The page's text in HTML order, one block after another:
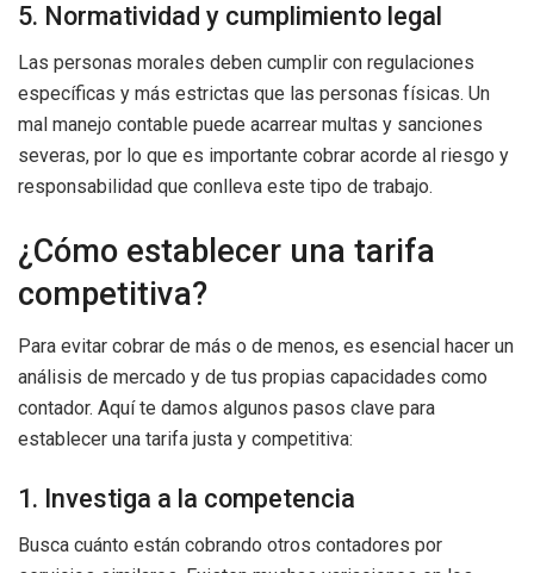
5. Normatividad y cumplimiento legal
Las personas morales deben cumplir con regulaciones
específicas y más estrictas que las personas físicas. Un
mal manejo contable puede acarrear multas y sanciones
severas, por lo que es importante cobrar acorde al riesgo y
responsabilidad que conlleva este tipo de trabajo.
¿Cómo establecer una tarifa
competitiva?
Para evitar cobrar de más o de menos, es esencial hacer un
análisis de mercado y de tus propias capacidades como
contador. Aquí te damos algunos pasos clave para
establecer una tarifa justa y competitiva:
1. Investiga a la competencia
Busca cuánto están cobrando otros contadores por